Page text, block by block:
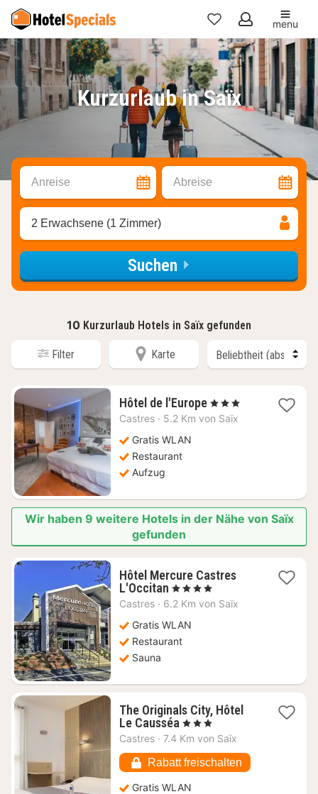
Meine
Favoriten
menu
Kurzurlaub in Saïx
Anreise Abreise
2 Erwachsene (1 Zimmer)
Suchen
10 Kurzurlaub Hotels in Saïx gefunden
Filter Karte
Hôtel de l'Europe1
Nacht
, 3 Sterne
Castres · 5.2 Km von Saïx
Gratis WLAN
Restaurant
Aufzug
Wir haben 9 weitere Hotels in der Nähe von Saïx
gefunden
Hôtel Mercure Castres
L'Occitan 1
Nacht
79,23
€
, 4 Sterne
Castres · 6.2 Km von Saïx
Gratis WLAN
Restaurant
Sauna
The Originals City, Hôtel
Le Causséa 1
Nacht
58,73
€
, 3 Sterne
Castres · 7.4 Km von Saïx
Rabatt freischalten
Gratis WLAN